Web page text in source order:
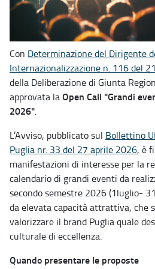
Con Determinazione del Dirigente
Internazionalizzazione n. 116 del
della Deliberazione di Giunta
approvata laOpen Call "Grandi
2026".
L’Avviso, pubblicato sul Bollettino
Puglia nr. 33 del 27 aprile 2026, è
manifestazioni di interesse per la
calendario di grandi eventi da
secondo semestre 2026 (1luglio-
da elevata capacità attrattiva, che
valorizzare il brand Puglia quale
culturale di eccellenza.
Quando presentare le proposte